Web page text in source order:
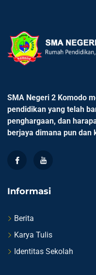
SMA Negeri 2 Komodo
pendidikan yang telah
penghargaan, dan
berjaya dimana pun dan
Informasi
Berita
Karya Tulis
Identitas Sekolah